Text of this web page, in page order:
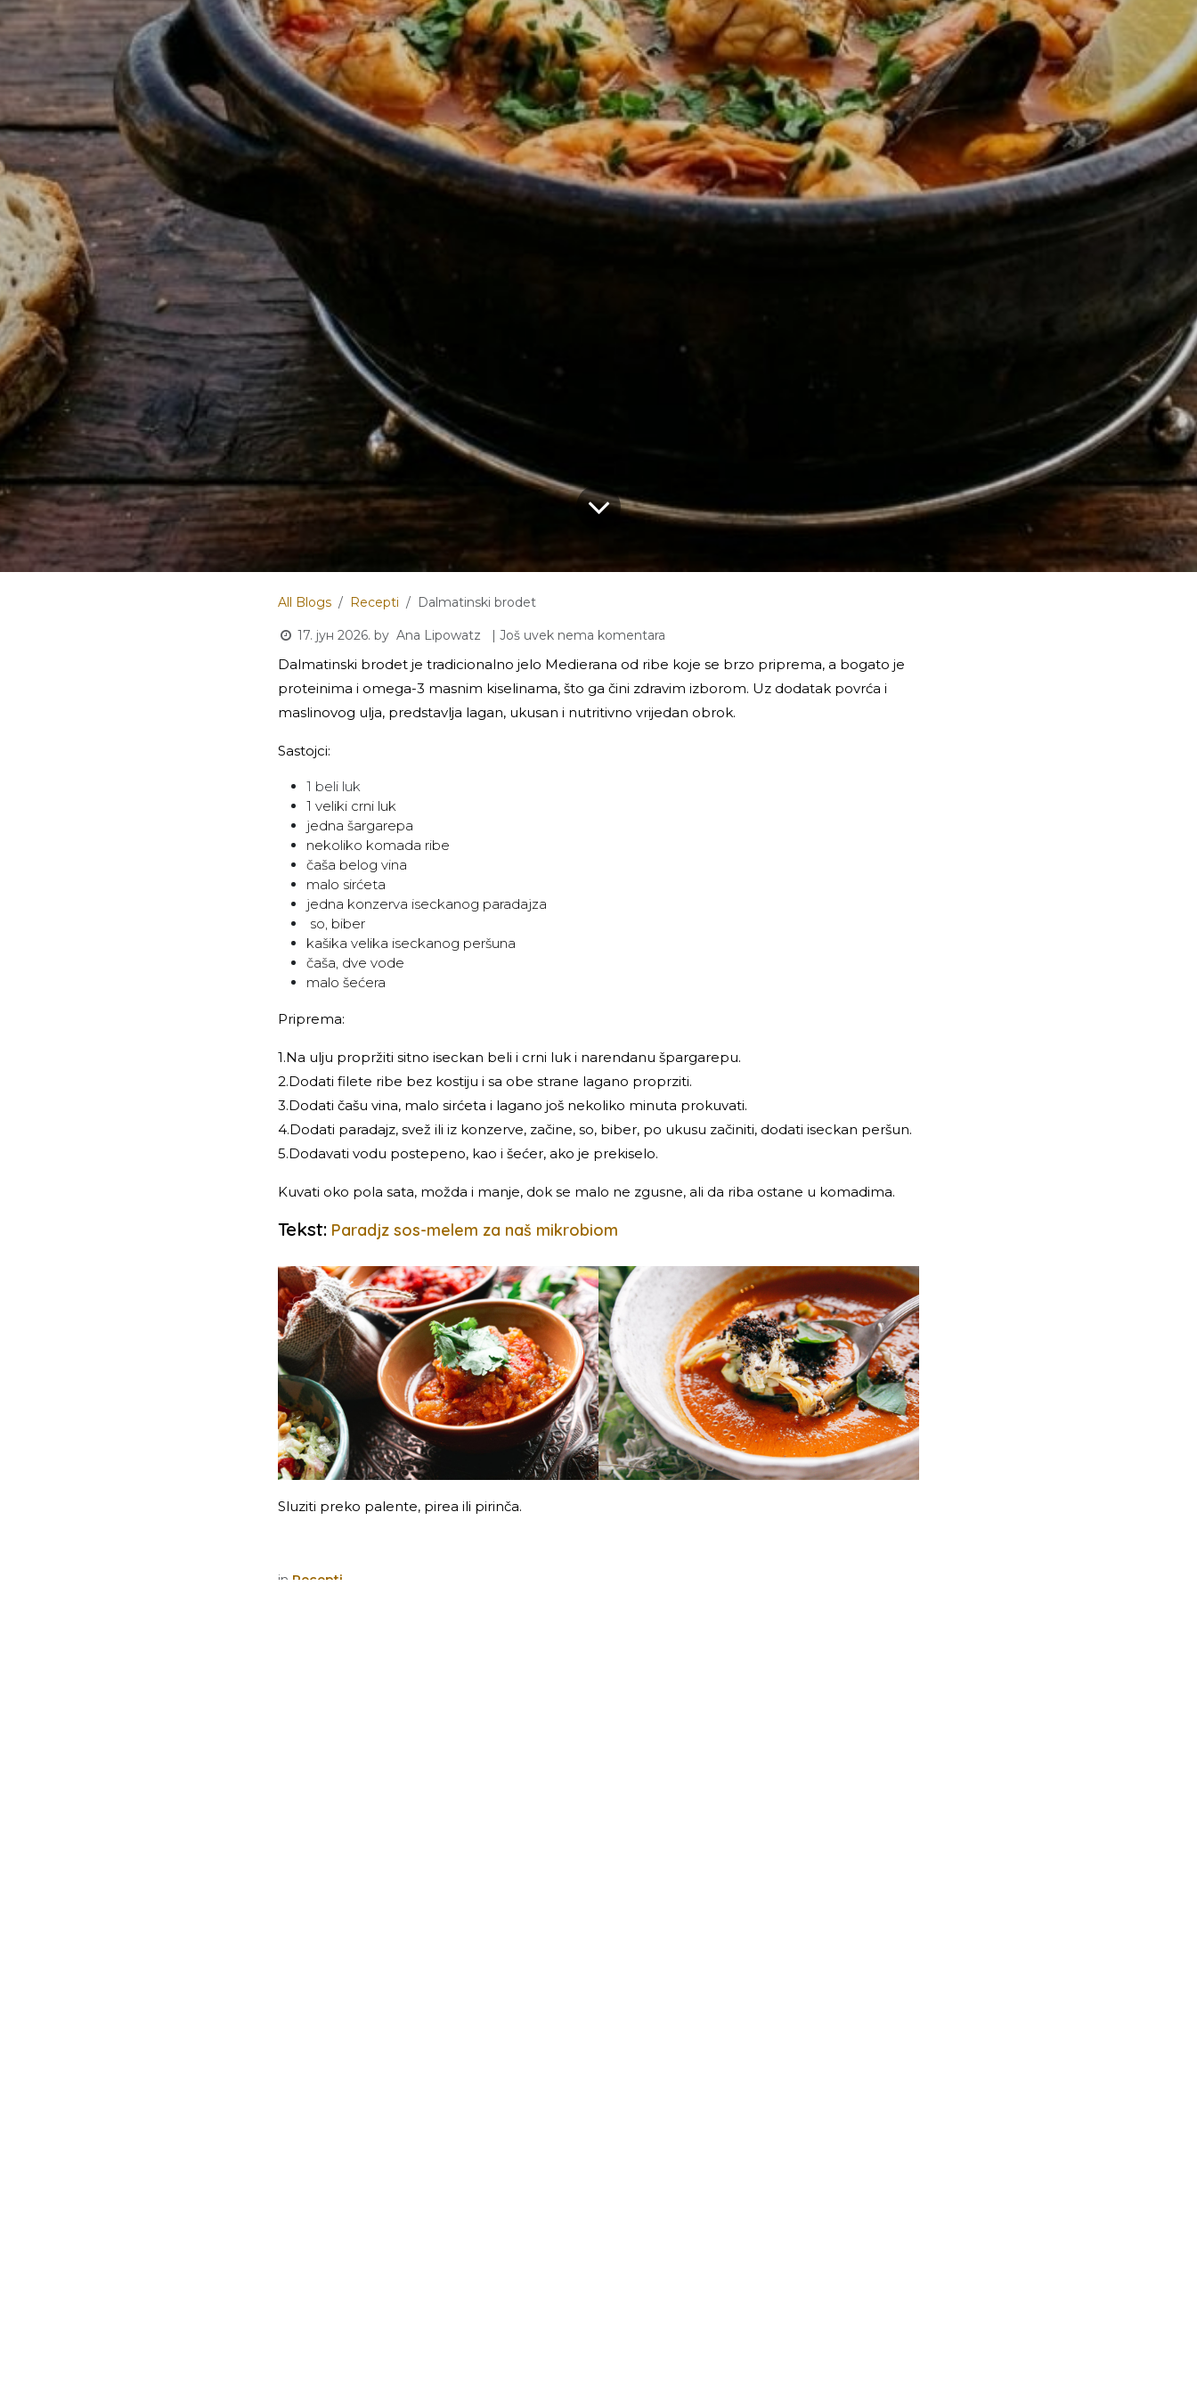
All Blogs Recepti Dalmatinski brodet
17. јун 2026. by Ana Lipowatz | Još uvek nema komentara
Dalmatinski brodet je tradicionalno jelo Medierana od ribe koje se brzo priprema, a bogato je
proteinima i omega-3 masnim kiselinama, što ga čini zdravim izborom. Uz dodatak povrća i
maslinovog ulja, predstavlja lagan, ukusan i nutritivno vrijedan obrok.
Sastojci:
1 beli luk
1 veliki crni luk
jedna šargarepa
nekoliko komada ribe
čaša belog vina
malo sirćeta
jedna konzerva iseckanog paradajza
so, biber
kašika velika iseckanog peršuna
čaša, dve vode
malo šećera
Priprema:
1.Na ulju propržiti sitno iseckan beli i crni luk i narendanu špargarepu.
2.Dodati filete ribe bez kostiju i sa obe strane lagano proprziti.
3.Dodati čašu vina, malo sirćeta i lagano još nekoliko minuta prokuvati.
4.Dodati paradajz, svež ili iz konzerve, začine, so, biber, po ukusu začiniti, dodati iseckan peršun.
5.Dodavati vodu postepeno, kao i šećer, ako je prekiselo.
Kuvati oko pola sata, možda i manje, dok se malo ne zgusne, ali da riba ostane u komadima.
Tekst: Paradjz sos-melem za naš mikrobiom
Sluziti preko palente, pirea ili pirinča.
in Recepti